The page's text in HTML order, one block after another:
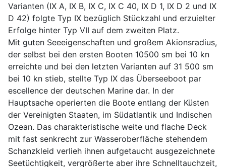
Varianten (IX A, IX B, IX C, IX C 40, IX D 1, IX D 2 und IX
D 42) folgte Typ IX bezüglich Stückzahl und erzuielter
Erfolge hinter Typ VII auf dem zweiten Platz.
Mit guten Seeeigenschaften und großem Akionsradius,
der selbst bei den ersten Booten 10500 sm bei 10 kn
erreichte und bei den letzten Varianten auf 31 500 sm
bei 10 kn stieb, stellte Typ IX das Überseeboot par
escellence der deutschen Marine dar. In der
Hauptsache operierten die Boote entlang der Küsten
der Vereinigten Staaten, im Südatlantik und Indischen
Ozean. Das charakteristische weite und flache Deck
mit fast senkrecht zur Wasseroberfläche stehendem
Schanzkleid verlieh ihnen aufgetaucht ausgezeichnete
Seetüchtigkeit, vergrößerte aber ihre Schnelltauchzeit,